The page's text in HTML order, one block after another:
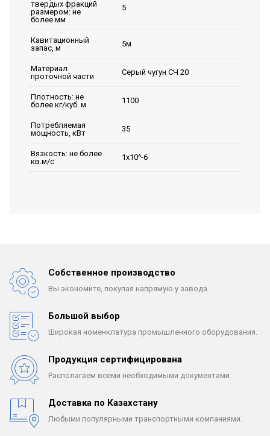
твердых фракций
размером: не
более мм
5
Кавитационный
запас, м
5м
Материал
проточной части
Серый чугун СЧ 20
Плотность: не
более кг/куб. м
1100
Потребляемая
мощность, кВт
35
Вязкость: не более
кв.м/с
1х10^-6
Собственное производство
Вы экономите, покупая напрямую у завода.
Большой выбор
Широкая номенклатура промышленного оборудования.
Продукция сертифицирована
Располагаем всеми необходимыми документами.
Доставка по Казахстану
Любыми популярными транспортными компаниями.